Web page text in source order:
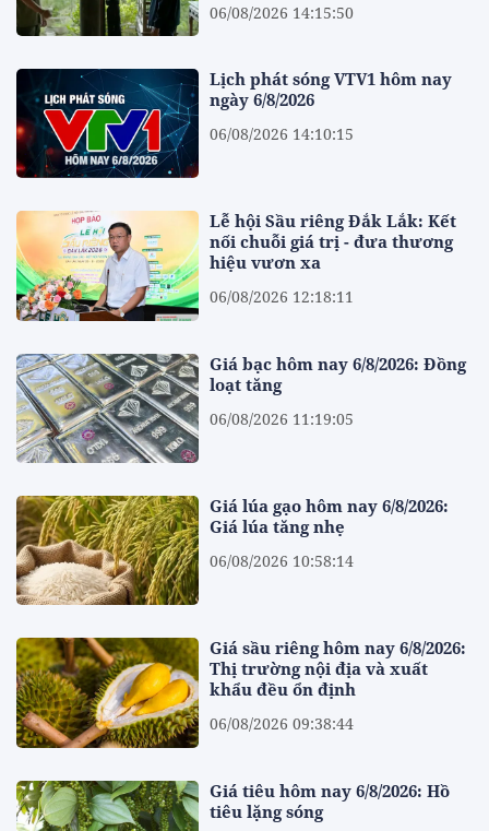
06/08/2026 14:15:50
Lịch phát sóng VTV1 hôm nay
ngày 6/8/2026
06/08/2026 14:10:15
Lễ hội Sầu riêng Đắk Lắk: Kết
nối chuỗi giá trị - đưa thương
hiệu vươn xa
06/08/2026 12:18:11
Giá bạc hôm nay 6/8/2026: Đồng
loạt tăng
06/08/2026 11:19:05
Giá lúa gạo hôm nay 6/8/2026:
Giá lúa tăng nhẹ
06/08/2026 10:58:14
Giá sầu riêng hôm nay 6/8/2026:
Thị trường nội địa và xuất
khẩu đều ổn định
06/08/2026 09:38:44
Giá tiêu hôm nay 6/8/2026: Hồ
tiêu lặng sóng